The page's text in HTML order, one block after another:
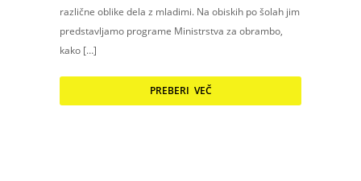
različne oblike dela z mladimi. Na obiskih po šolah jim
predstavljamo programe Ministrstva za obrambo,
kako […]
PREBERI VEČ